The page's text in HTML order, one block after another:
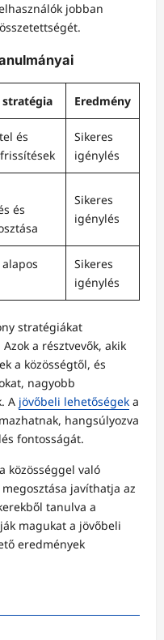
jobban
stratégia Eredmény
és
Sikeres
igénylés
és
Sikeres
igénylés
Sikeres
igénylés
stratégiákat
a résztvevők, akik
a közösségtől, és
nagyobb
A jövőbeli lehetőségek a
hangsúlyozva
fontosságát.
közösséggel való
javíthatja az
tanulva a
magukat a jövőbeli
eredmények